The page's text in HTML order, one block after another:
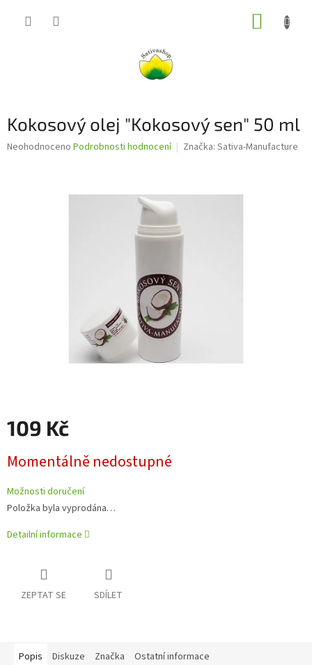
Kokosový olej "Kokosový sen" 50 ml
Průměrné
Neohodnoceno Podrobnosti hodnocení Značka: Sativa-Manufacture
109 Kč
cena:
Momentálně nedostupné
Možnosti doručení
Položka byla vyprodána…
Detailní informace
ZEPTAT SE SDÍLET
Popis Diskuze Značka Ostatní informace